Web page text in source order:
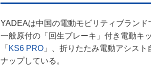
YADEAは中国の電動モビリティブラン
一般原付の「回生ブレーキ」付き電動キ
「 KS6 PRO 」、折りたたみ電動アシスト
ナップしている。